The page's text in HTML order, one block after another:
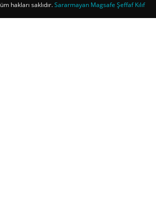
hakları saklıdır.Sararmayan Magsafe Şeffaf Kılıf